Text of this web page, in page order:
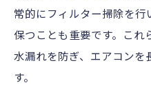
常的にフィルター掃除を
保つことも重要です。これ
水漏れを防ぎ、エアコンを
す。